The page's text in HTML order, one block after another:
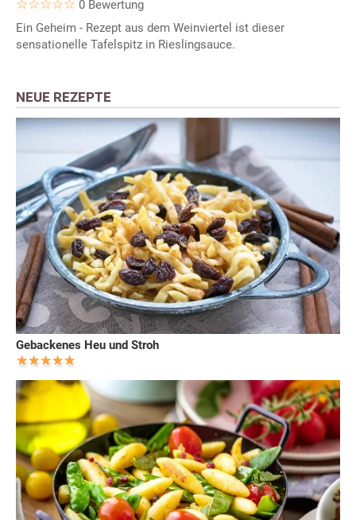
0 Bewertung
Ein Geheim - Rezept aus dem Weinviertel ist dieser
sensationelle Tafelspitz in Rieslingsauce.
NEUE REZEPTE
Gebackenes Heu und Stroh